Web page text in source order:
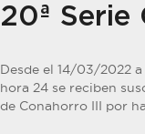
20ª Serie
Desde el 14/03/2022
hora 24 se reciben
de Conahorro III por